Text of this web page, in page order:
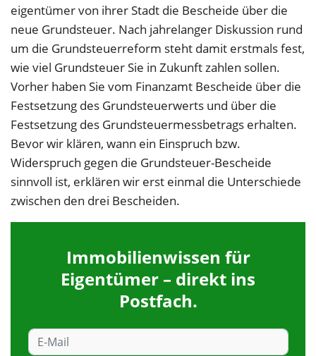
eigentümer von ihrer Stadt die Bescheide über die
neue Grundsteuer. Nach jahrelanger Diskussion rund
um die Grundsteuerreform steht damit erstmals fest,
wie viel Grundsteuer Sie in Zukunft zahlen sollen.
Vorher haben Sie vom Finanzamt Bescheide über die
Festsetzung des Grundsteuerwerts und über die
Festsetzung des Grundsteuermessbetrags erhalten.
Bevor wir klären, wann ein Einspruch bzw.
Widerspruch gegen die Grundsteuer-Bescheide
sinnvoll ist, erklären wir erst einmal die Unterschiede
zwischen den drei Bescheiden.
Immobilienwissen für
Eigentümer – direkt ins
Postfach.